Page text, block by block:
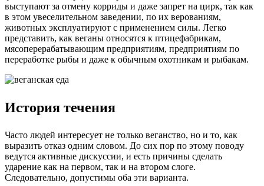
выступают за отмену корриды и даже запрет на цирк, так как
в этом увеселительном заведении, по их верованиям,
животных эксплуатируют с применением силы. Легко
представить, как веганы относятся к птицефабрикам,
мясоперерабатывающим предприятиям, предприятиям по
переработке рыбы и даже к обычным охотникам и рыбакам.
История течения
Часто людей интересует не только веганство, но и то, как
выразить отказ одним словом. До сих пор по этому поводу
ведутся активные дискуссии, и есть причины сделать
ударение как на первом, так и на втором слоге.
Следовательно, допустимы оба эти варианта.